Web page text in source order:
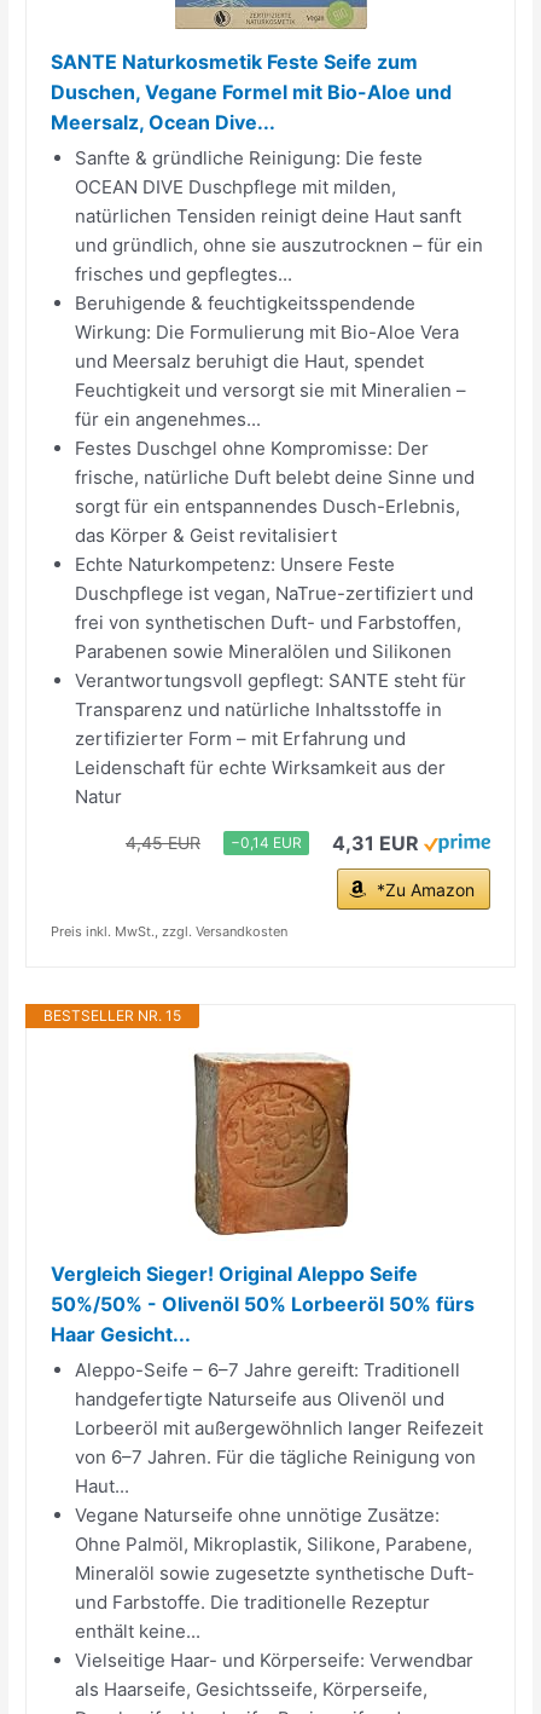
SANTE Naturkosmetik Feste Seife zum
Duschen, Vegane Formel mit Bio-Aloe und
Meersalz, Ocean Dive...
Sanfte & gründliche Reinigung: Die feste
OCEAN DIVE Duschpflege mit milden,
natürlichen Tensiden reinigt deine Haut sanft
und gründlich, ohne sie auszutrocknen – für ein
frisches und gepflegtes...
Beruhigende & feuchtigkeitsspendende
Wirkung: Die Formulierung mit Bio-Aloe Vera
und Meersalz beruhigt die Haut, spendet
Feuchtigkeit und versorgt sie mit Mineralien –
für ein angenehmes...
Festes Duschgel ohne Kompromisse: Der
frische, natürliche Duft belebt deine Sinne und
sorgt für ein entspannendes Dusch-Erlebnis,
das Körper & Geist revitalisiert
Echte Naturkompetenz: Unsere Feste
Duschpflege ist vegan, NaTrue-zertifiziert und
frei von synthetischen Duft- und Farbstoffen,
Parabenen sowie Mineralölen und Silikonen
Verantwortungsvoll gepflegt: SANTE steht für
Transparenz und natürliche Inhaltsstoffe in
zertifizierter Form – mit Erfahrung und
Leidenschaft für echte Wirksamkeit aus der
Natur
4,45 EUR −0,14 EUR 4,31 EUR
*Zu Amazon
Preis inkl. MwSt., zzgl. Versandkosten
BESTSELLER NR. 15
Vergleich Sieger! Original Aleppo Seife
50%/50% - Olivenöl 50% Lorbeeröl 50% fürs
Haar Gesicht...
Aleppo-Seife – 6–7 Jahre gereift: Traditionell
handgefertigte Naturseife aus Olivenöl und
Lorbeeröl mit außergewöhnlich langer Reifezeit
von 6–7 Jahren. Für die tägliche Reinigung von
Haut...
Vegane Naturseife ohne unnötige Zusätze:
Ohne Palmöl, Mikroplastik, Silikone, Parabene,
Mineralöl sowie zugesetzte synthetische Duft-
und Farbstoffe. Die traditionelle Rezeptur
enthält keine...
Vielseitige Haar- und Körperseife: Verwendbar
als Haarseife, Gesichtsseife, Körperseife,